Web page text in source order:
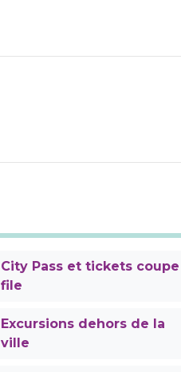
City Pass et tickets coupe
file
Excursions dehors de la
ville